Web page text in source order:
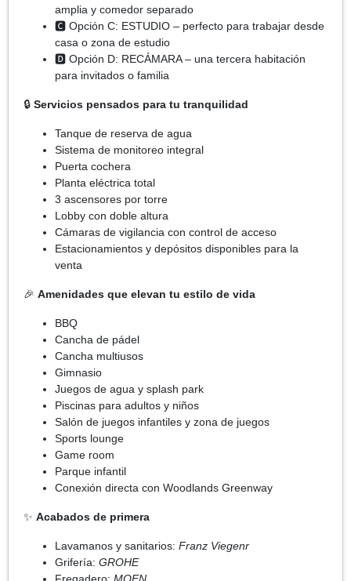
amplia y comedor separado
🅲 Opción C: ESTUDIO – perfecto para trabajar desde
casa o zona de estudio
🅳 Opción D: RECÁMARA – una tercera habitación
para invitados o familia
🔒 Servicios pensados para tu tranquilidad
Tanque de reserva de agua
Sistema de monitoreo integral
Puerta cochera
Planta eléctrica total
3 ascensores por torre
Lobby con doble altura
Cámaras de vigilancia con control de acceso
Estacionamientos y depósitos disponibles para la
venta
🎉 Amenidades que elevan tu estilo de vida
BBQ
Cancha de pádel
Cancha multiusos
Gimnasio
Juegos de agua y splash park
Piscinas para adultos y niños
Salón de juegos infantiles y zona de juegos
Sports lounge
Game room
Parque infantil
Conexión directa con Woodlands Greenway
✨ Acabados de primera
Lavamanos y sanitarios: Franz Viegenr
Grifería: GROHE
Fregadero: MOEN